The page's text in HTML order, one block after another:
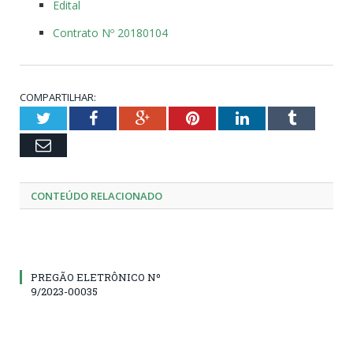
Edital
Contrato Nº 20180104
COMPARTILHAR:
TwitterFacebookGoogle+PinterestLinkedInTumblr
Email
CONTEÚDO RELACIONADO
PREGÃO ELETRÔNICO Nº
9/2023-00035